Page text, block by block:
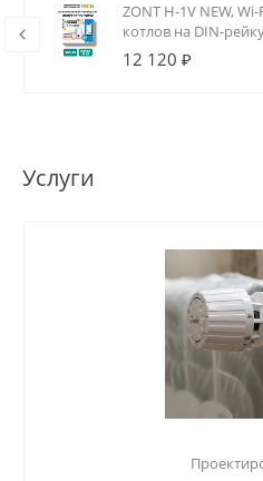
ZONT H-1V NEW,
котлов на DIN-
12 120 ₽
Услуги